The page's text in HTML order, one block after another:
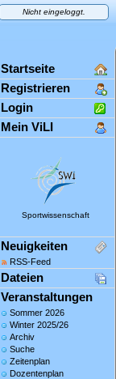
Nicht eingeloggt.
Startseite
Registrieren
Login
Mein ViLI
Sportwissenschaft
Neuigkeiten
RSS-Feed
Dateien
Veranstaltungen
Sommer 2026
Winter 2025/26
Archiv
Suche
Zeitenplan
Dozentenplan